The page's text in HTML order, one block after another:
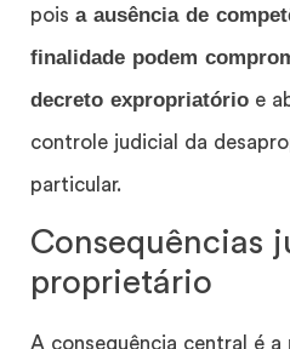
pois a ausência de
finalidade podem
decreto expropriatório e
controle judicial da
particular.
Consequências
proprietário
A consequência central é a